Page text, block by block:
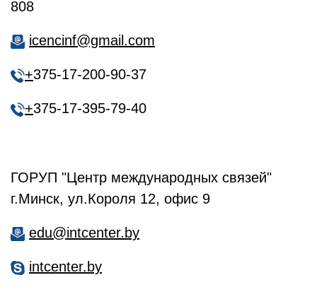
808
icencinf@gmail.com
+375-17-200-90-37
+375-17-395-79-40
ГОРУП "Центр международных связей"
г.Минск, ул.Короля 12, офис 9
edu@intcenter.by
intcenter.by